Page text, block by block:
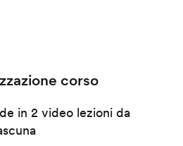
corso
in 2 video lezioni da